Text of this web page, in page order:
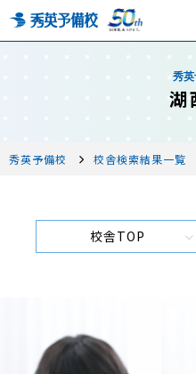
秀
湖
秀英予備校 校舎検索結果一覧
校舎TOP